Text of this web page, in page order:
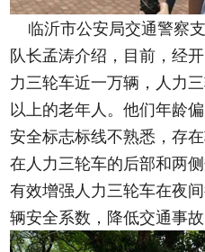
临沂市公安局交通警察
队长孟涛介绍，目前，经
力三轮车近一万辆，人力
以上的老年人。他们年龄
安全标志标线不熟悉，存
在人力三轮车的后部和两
有效增强人力三轮车在夜
辆安全系数，降低交通事故